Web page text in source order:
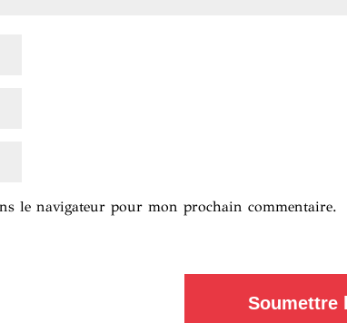
le navigateur pour mon prochain commentaire.
Soumettre